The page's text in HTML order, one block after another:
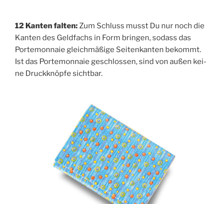
12 Kan­ten fal­ten:Zum Schluss musst Du nur noch die
Kan­ten des Geld­fachs in Form brin­gen, sodass das
Porte­mon­naie gleich­mä­ßi­ge Sei­ten­kan­ten bekommt.
Ist das Porte­mon­naie geschlos­sen, sind von außen kei­
ne Druck­knöp­fe sichtbar.